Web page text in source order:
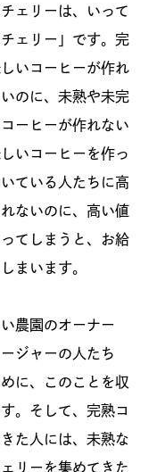
ェリーは、いって
ェリー」です。完
いコーヒーが作れ
のに、未熟や未完
ーヒーが作れない
いコーヒーを作っ
ている人たちに高
ないのに、高い値
てしまうと、お給
まいます。
農園のオーナー
ジャーの人たち
に、このことを収
。そして、完熟コ
た人には、未熟な
リーを集めてきた